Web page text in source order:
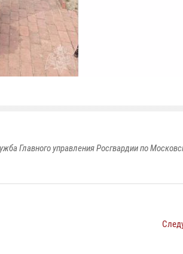
Главного управления Росгвардии по